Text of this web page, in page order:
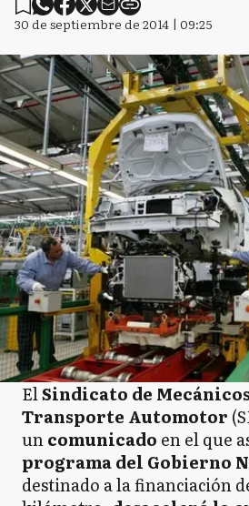
30 de septiembre de 2014 | 09:25
ElSindicato de
Transporte Automotor
uncomunicado en el que
programa del Gobierno
destinado a la financiación